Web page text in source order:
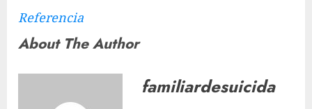
Referencia
About The Author
familiardesuicida